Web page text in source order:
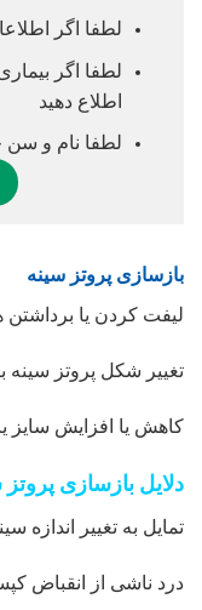
لطفا اگر
لطفا اگر
اطلاع دهید
لطفا نام و سن
بازسازی پروتز سینه
لیفت کردن یا
تغییر شکل پروتز سینه
کاهش یا افزایش سایز
دلایل بازسازی
تمایل به تغییر اندازه
درد ناشی از انقباض